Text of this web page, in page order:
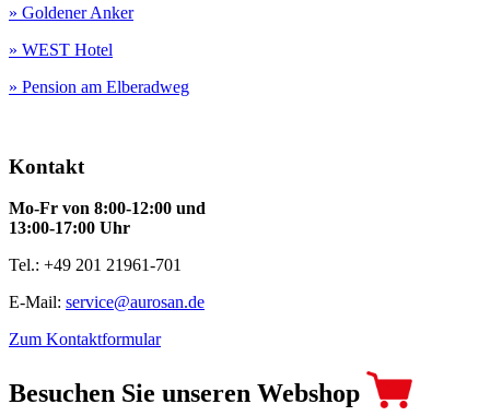
» Goldener Anker
» WEST Hotel
» Pension am Elberadweg
Kontakt
Mo-Fr von 8:00-12:00 und
13:00-17:00 Uhr
Tel.: +49 201 21961-701
E-Mail: service@aurosan.de
Zum Kontaktformular
Besuchen Sie unseren Webshop